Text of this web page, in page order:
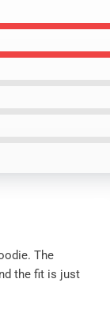
The
the fit is just